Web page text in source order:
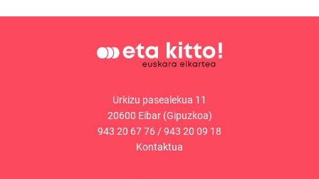
Urkizu pasealekua 11
20600 Eibar (Gipuzkoa)
943 20 67 76/943 20 09 18
Kontaktua